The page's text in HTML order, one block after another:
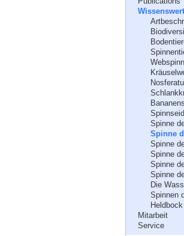
Spinne
Spinne
Spinne
Spinne
Spinne
Spinne
Die
Spinnen
Heldbock
Mitarbeit
Service